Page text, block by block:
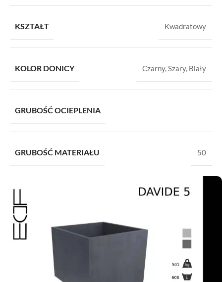
KSZTAŁT Kwadratowy
KOLOR DONICY Czarny,Szary, Biały
GRUBOŚĆ OCIEPLENIA
GRUBOŚĆ MATERIAŁU 50